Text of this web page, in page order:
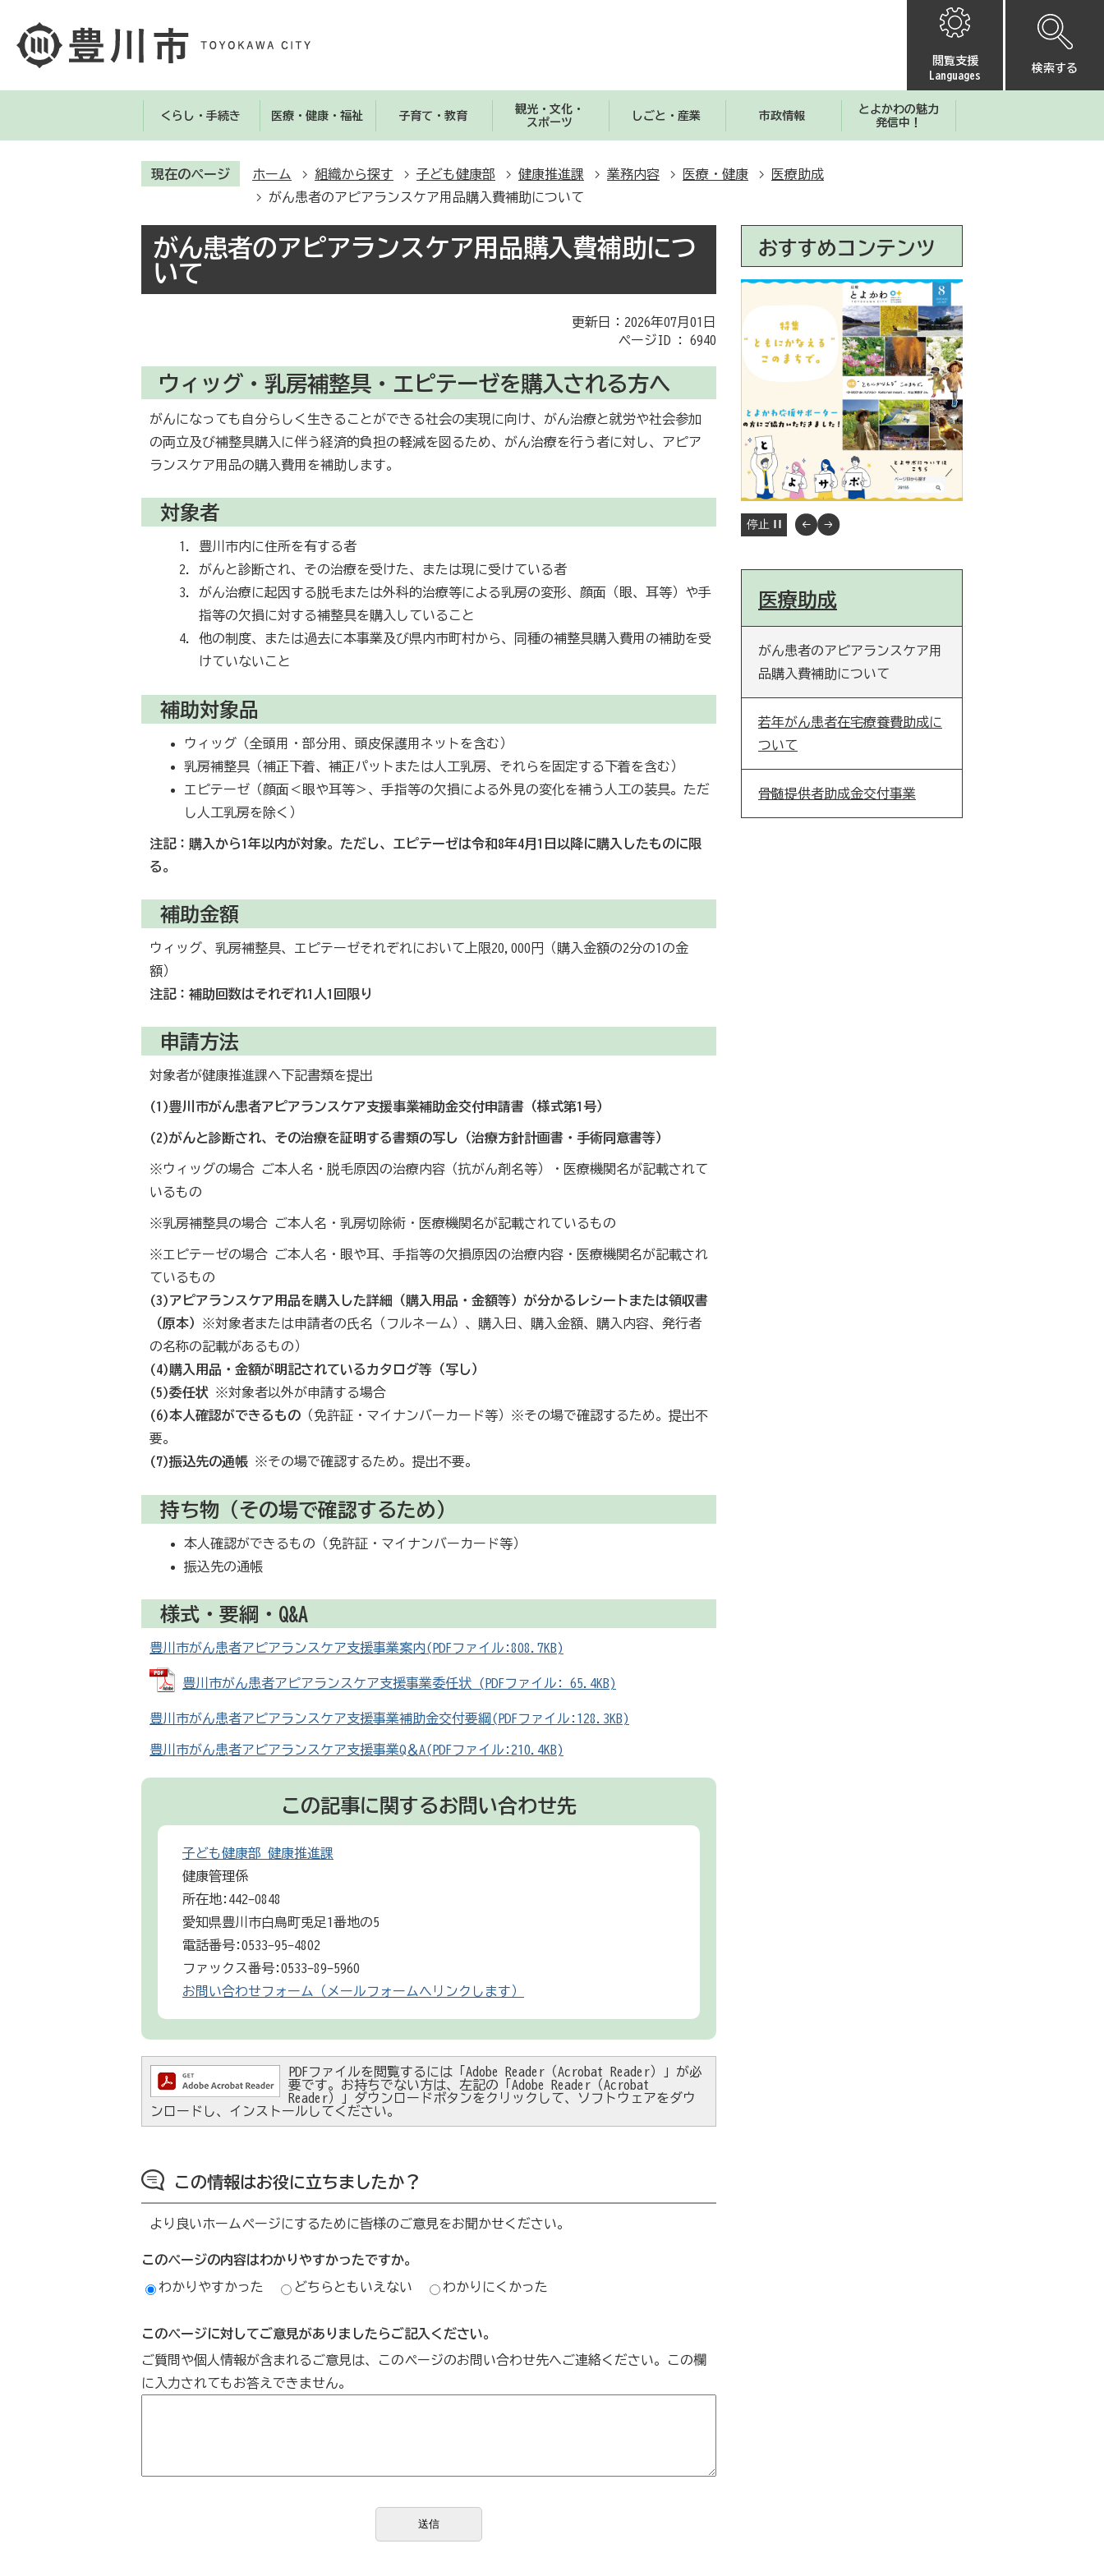
閲覧支援
Languages
検索する
くらし・手続き 医療・健康・福祉 子育て・教育
観光・文化・
スポーツ
しごと・産業 市政情報
とよかわの魅力
発信中！
現在のページ ホーム 組織から探す 子ども健康部 健康推進課 業務内容 医療・健康
医療助成
がん患者のアピアランスケア用品購入費補助について
がん患者のアピアランスケア用品購入費補助につ
いて
更新日：2026年07月01日
ページID : 6940
ウィッグ・乳房補整具・エピテーゼを購入される方へ
がんになっても自分らしく生きることができる社会の実現に向け、がん治療と就労や社会参加
の両立及び補整具購入に伴う経済的負担の軽減を図るため、がん治療を行う者に対し、アピア
ランスケア用品の購入費用を補助します。
対象者
豊川市内に住所を有する者
がんと診断され、その治療を受けた、または現に受けている者
がん治療に起因する脱毛または外科的治療等による乳房の変形、顔面（眼、耳等）や手
指等の欠損に対する補整具を購入していること
他の制度、または過去に本事業及び県内市町村から、同種の補整具購入費用の補助を受
けていないこと
補助対象品
ウィッグ（全頭用・部分用、頭皮保護用ネットを含む）
乳房補整具（補正下着、補正パットまたは人工乳房、それらを固定する下着を含む）
エピテーゼ（顔面＜眼や耳等＞、手指等の欠損による外見の変化を補う人工の装具。ただ
し人工乳房を除く）
注記：購入から1年以内が対象。ただし、エピテーゼは令和8年4月1日以降に購入したものに限
る。
補助金額
ウィッグ、乳房補整具、エピテーゼそれぞれにおいて上限20,000円（購入金額の2分の1の金
額）
注記：補助回数はそれぞれ1人1回限り
申請方法
対象者が健康推進課へ下記書類を提出
(1)豊川市がん患者アピアランスケア支援事業補助金交付申請書（様式第1号）
(2)がんと診断され、その治療を証明する書類の写し（治療方針計画書・手術同意書等）
※ウィッグの場合 ご本人名・脱毛原因の治療内容（抗がん剤名等）・医療機関名が記載されて
いるもの
※乳房補整具の場合 ご本人名・乳房切除術・医療機関名が記載されているもの
※エピテーゼの場合 ご本人名・眼や耳、手指等の欠損原因の治療内容・医療機関名が記載され
ているもの
(3)アピアランスケア用品を購入した詳細（購入用品・金額等）が分かるレシートまたは領収書
（原本） ※対象者または申請者の氏名（フルネーム）、購入日、購入金額、購入内容、発行者
の名称の記載があるもの）
(4)購入用品・金額が明記されているカタログ等（写し）
(5)委任状 ※対象者以外が申請する場合
(6)本人確認ができるもの （免許証・マイナンバーカード等）※その場で確認するため。提出不
要。
(7)振込先の通帳 ※その場で確認するため。提出不要。
持ち物（その場で確認するため）
本人確認ができるもの（免許証・マイナンバーカード等）
振込先の通帳
様式・要綱・Q&A
豊川市がん患者アピアランスケア支援事業案内(PDFファイル:808.7KB)
豊川市がん患者アピアランスケア支援事業委任状 (PDFファイル: 65.4KB)
豊川市がん患者アピアランスケア支援事業補助金交付要綱(PDFファイル:128.3KB)
豊川市がん患者アピアランスケア支援事業Q＆A(PDFファイル:210.4KB)
この記事に関するお問い合わせ先
子ども健康部 健康推進課
健康管理係
所在地:442-0848
愛知県豊川市白鳥町兎足1番地の5
電話番号:0533-95-4802
ファックス番号:0533-89-5960
お問い合わせフォーム（メールフォームへリンクします）
PDFファイルを閲覧するには「Adobe Reader（Acrobat Reader）」が必
要です。お持ちでない方は、左記の「Adobe Reader（Acrobat
Reader）」ダウンロードボタンをクリックして、ソフトウェアをダウ
ンロードし、インストールしてください。
この情報はお役に立ちましたか？
より良いホームページにするために皆様のご意見をお聞かせください。
このページの内容はわかりやすかったですか。
わかりやすかった どちらともいえない わかりにくかった
このページに対してご意見がありましたらご記入ください。
ご質問や個人情報が含まれるご意見は、このページのお問い合わせ先へご連絡ください。この欄
に入力されてもお答えできません。
おすすめコンテンツ
停止
医療助成
がん患者のアピアランスケア用
品購入費補助について
若年がん患者在宅療養費助成に
ついて
骨髄提供者助成金交付事業